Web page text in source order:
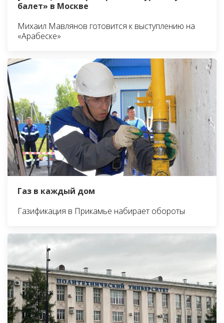
балет» в Москве
Михаил Мавлянов готовится к выступлению на
«Арабеске»
Газ в каждый дом
Газификация в Прикамье набирает обороты